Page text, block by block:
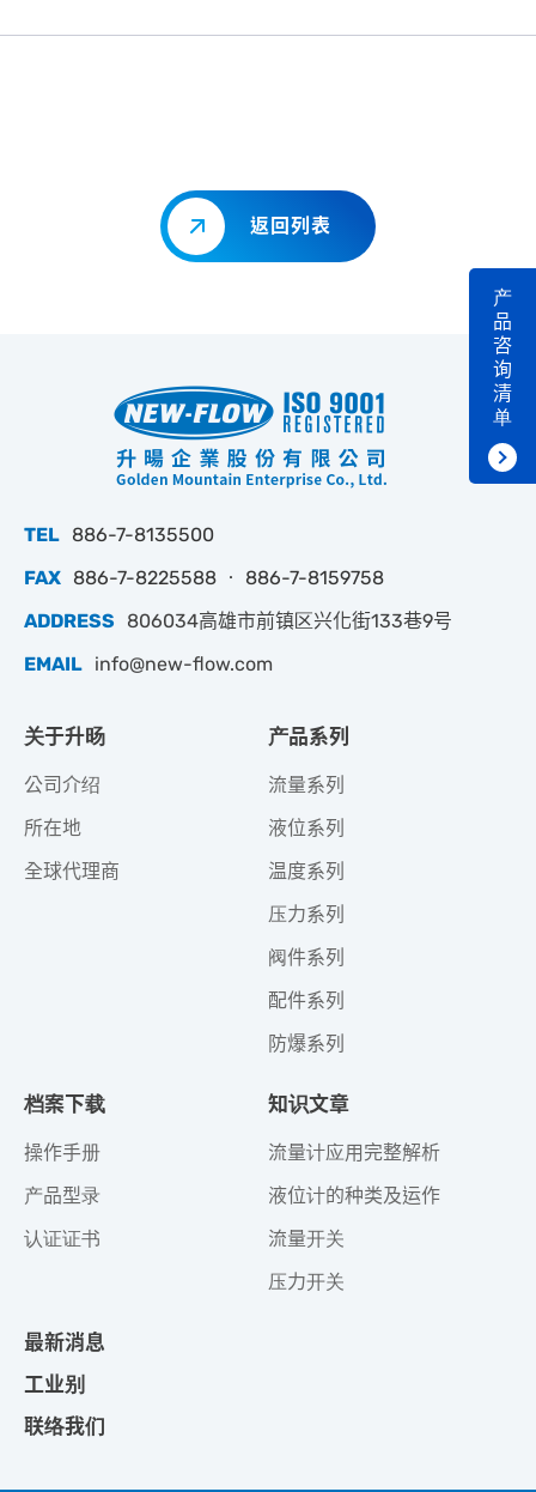
返回列表
产
品
咨
询
清
单
TEL 886-7-8135500
FAX 886-7-8225588 ‧ 886-7-8159758
ADDRESS
806034高雄市前镇区兴化街133巷9号
EMAIL info@new-flow.com
关于升旸
公司介绍
所在地
全球代理商
产品系列
流量系列
液位系列
温度系列
压力系列
阀件系列
配件系列
防爆系列
档案下载
操作手册
产品型录
认证证书
知识文章
流量计应用完整解析
液位计的种类及运作
流量开关
压力开关
最新消息
工业别
联络我们